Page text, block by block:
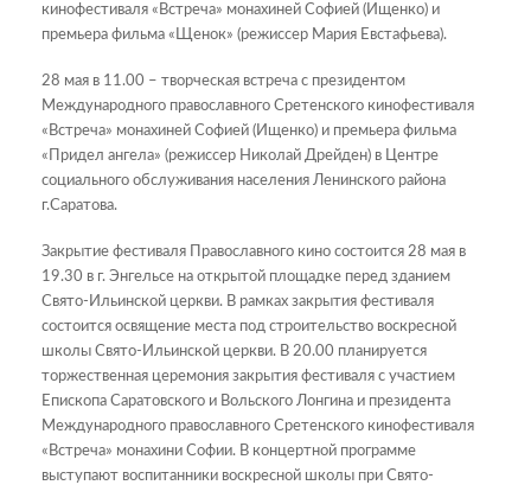
кинофестиваля «Встреча» монахиней Софией (Ищенко) и
премьера фильма «Щенок» (режиссер Мария Евстафьева).
28 мая в 11.00 – творческая встреча с президентом
Международного православного Сретенского кинофестиваля
«Встреча» монахиней Софией (Ищенко) и премьера фильма
«Придел ангела» (режиссер Николай Дрейден) в Центре
социального обслуживания населения Ленинского района
г.Саратова.
Закрытие фестиваля Православного кино состоится 28 мая в
19.30 в г. Энгельсе на открытой площадке перед зданием
Свято-Ильинской церкви. В рамках закрытия фестиваля
состоится освящение места под строительство воскресной
школы Свято-Ильинской церкви. В 20.00 планируется
торжественная церемония закрытия фестиваля с участием
Епископа Саратовского и Вольского Лонгина и президента
Международного православного Сретенского кинофестиваля
«Встреча» монахини Софии. В концертной программе
выступают воспитанники воскресной школы при Свято-